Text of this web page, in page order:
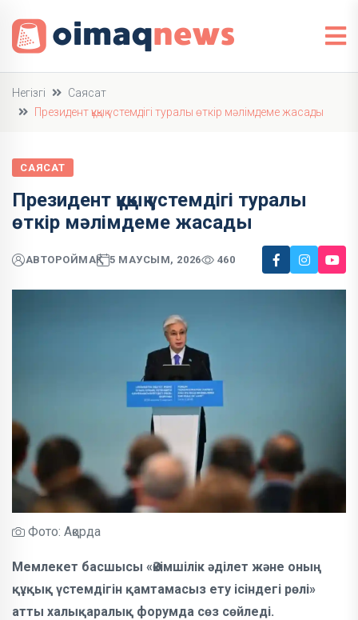
Негізгі
Саясат
Президент құқық үстемдігі туралы өткір мәлімдеме жасады
САЯСАТ
Президент құқық үстемдігі туралы
өткір мәлімдеме жасады
АВТОРОЙМАҚ 5 МАУСЫМ, 2026 460
Фото: Ақорда
Мемлекет басшысы «Әкімшілік әділет және оның
құқық үстемдігін қамтамасыз ету ісіндегі рөлі»
атты халықаралық форумда сөз сөйледі.